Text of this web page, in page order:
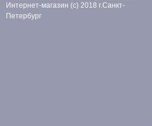
Интернет-магазин (c) 2018 г.Санкт-
Петербург